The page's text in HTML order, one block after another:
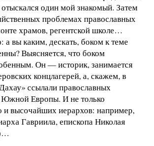
один мой знакомый. Затем
проблемах православных
храмов, регентской школе…
а вы каким, дескать, боком к теме
Выясняется, что боком
Он — историк, занимается
концлагерей, а, скажем, в
ссылали православных
Южной Европы. И не только
и высочайших иерархов: например,
Гавриила, епископа Николая